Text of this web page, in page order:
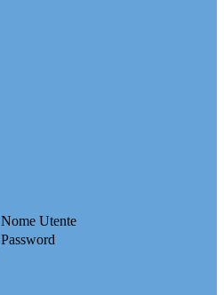
Nome Utente
Password